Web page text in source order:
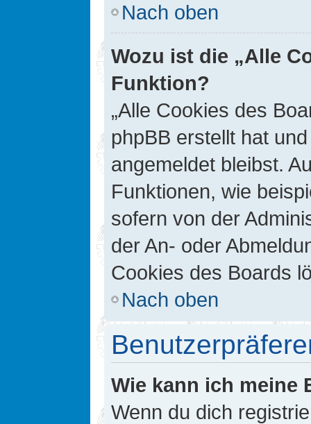
Nach oben
Wozu ist die „Alle
Funktion?
„Alle Cookies des
phpBB erstellt hat
angemeldet bleibst.
Funktionen, wie
sofern von der
der An- oder
Cookies des Boards
Nach oben
Wie kann ich meine
Wenn du dich